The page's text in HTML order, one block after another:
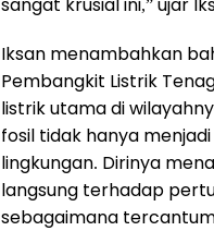
Iksan menambahkan
Pembangkit Listrik
listrik utama di
fosil tidak hanya
lingkungan. Dirinya
langsung terhadap
sebagaimana